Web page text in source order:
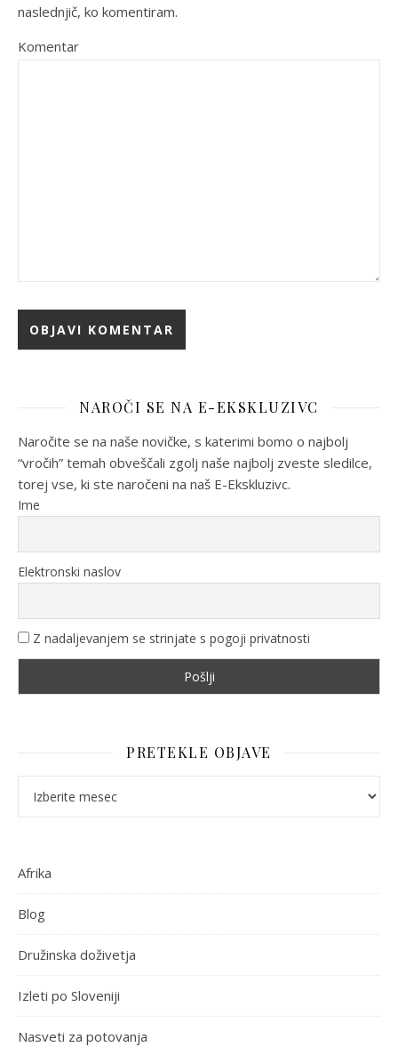
naslednjič, ko komentiram.
Komentar
NAROČI SE NA E-EKSKLUZIVC
Naročite se na naše novičke, s katerimi bomo o najbolj
“vročih” temah obveščali zgolj naše najbolj zveste sledilce,
torej vse, ki ste naročeni na naš E-Ekskluzivc.
Ime
Elektronski naslov
Z nadaljevanjem se strinjate s pogoji privatnosti
PRETEKLE OBJAVE
Afrika
Blog
Družinska doživetja
Izleti po Sloveniji
Nasveti za potovanja